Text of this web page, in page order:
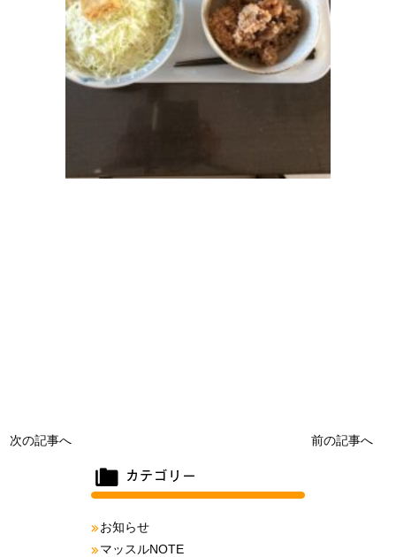
次の記事へ 前の記事へ
お知らせ
マッスルNOTE